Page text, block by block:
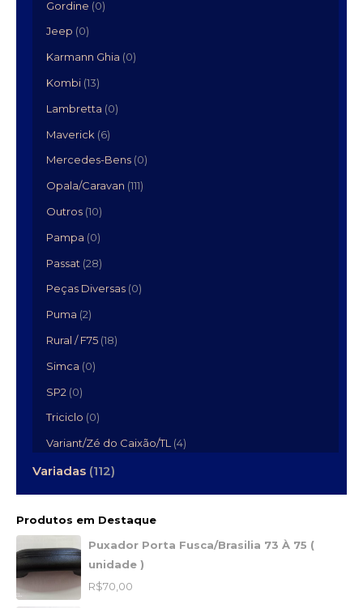
Gordine (0)
Jeep (0)
Karmann Ghia (0)
Kombi (13)
Lambretta (0)
Maverick (6)
Mercedes-Bens (0)
Opala/Caravan (111)
Outros (10)
Pampa (0)
Passat (28)
Peças Diversas (0)
Puma (2)
Rural / F75 (18)
Simca (0)
SP2 (0)
Triciclo (0)
Variant/Zé do Caixão/TL (4)
Variadas (112)
Produtos em Destaque
Puxador Porta Fusca/Brasilia 73 À 75 (
unidade )
R$70,00